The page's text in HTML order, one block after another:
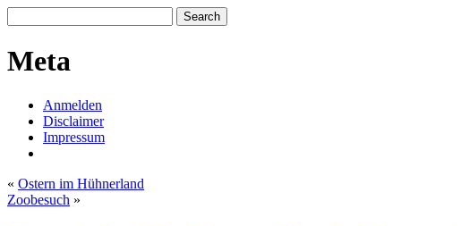
Meta
Anmelden
Disclaimer
Impressum
« Ostern im Hühnerland
Zoobesuch »